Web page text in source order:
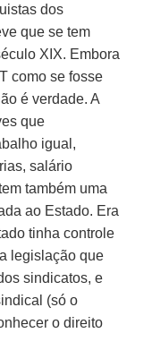
dos
que se tem
XIX. Embora
como se fosse
é verdade. A
que
igual,
salário
também uma
ao Estado. Era
tinha controle
legislação que
sindicatos, e
(só o
o direito